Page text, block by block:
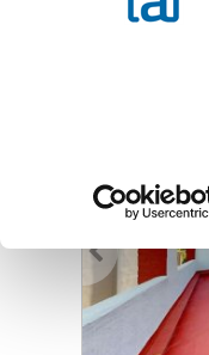
Alquiler pisos